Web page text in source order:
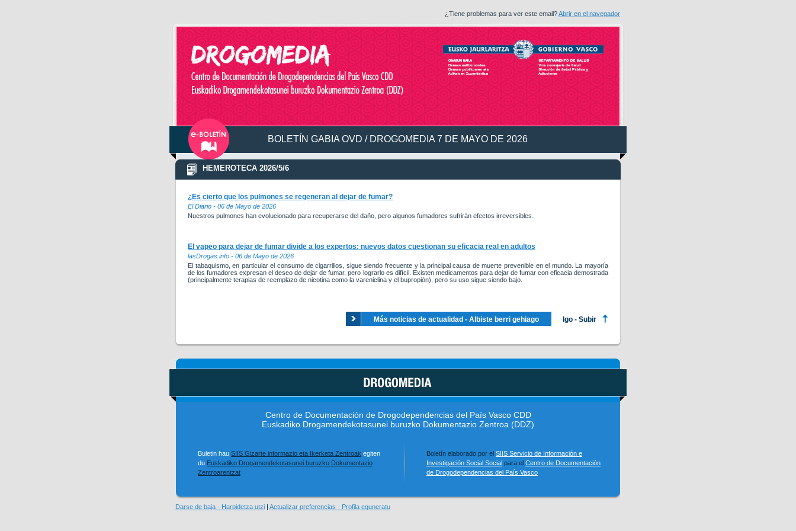
¿Tiene problemas para ver este email?Abrir en el navegador
BOLETÍN GABIA OVD / DROGOMEDIA 7 DE MAYO DE 2026
HEMEROTECA 2026/5/6
¿Es cierto que los pulmones se regeneran al dejar de fumar?
El Diario - 06 de Mayo de 2026
Nuestros pulmones han evolucionado para recuperarse del daño, pero algunos fumadores sufrirán efectos irreversibles.
El vapeo para dejar de fumar divide a los expertos: nuevos datos cuestionan su eficacia real en adultos
lasDrogas.info - 06 de Mayo de 2026
El tabaquismo, en particular el consumo de cigarrillos, sigue siendo frecuente y la principal causa de muerte prevenible en el mundo. La mayoría
de los fumadores expresan el deseo de dejar de fumar, pero lograrlo es difícil. Existen medicamentos para dejar de fumar con eficacia demostrada
(principalmente terapias de reemplazo de nicotina como la vareniclina y el bupropión), pero su uso sigue siendo bajo.
Más noticias de actualidad - Albiste berri gehiago Igo - Subir
Centro de Documentación de Drogodependencias del País Vasco CDD
Euskadiko Drogamendekotasunei buruzko Dokumentazio Zentroa (DDZ)
Buletin hau SIIS Gizarte informazio eta Ikerketa Zentroak egiten
du Euskadiko Drogamendekotasunei buruzko Dokumentazio
Zentroarentzat
Boletín elaborado por el SIIS Servicio de Información e
Investigación Social Social para el Centro de Documentación
de Drogodependencias del País Vasco
Darse de baja - Harpidetza utzi | Actualizar preferencias - Profila eguneratu